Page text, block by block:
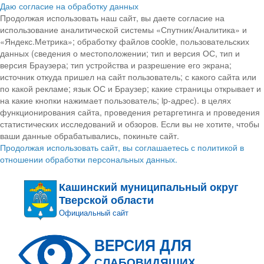
Даю согласие на обработку данных
Продолжая использовать наш сайт, вы даете согласие на
использование аналитической системы «Спутник/Аналитика» и
«Яндекс.Метрика»; обработку файлов cookie, пользовательских
данных (сведения о местоположении; тип и версия ОС, тип и
версия Браузера; тип устройства и разрешение его экрана;
источник откуда пришел на сайт пользователь; с какого сайта или
по какой рекламе; язык ОС и Браузер; какие страницы открывает и
на какие кнопки нажимает пользователь; ip-адрес). в целях
функционирования сайта, проведения ретаргетинга и проведения
статистических исследований и обзоров. Если вы не хотите, чтобы
ваши данные обрабатывались, покиньте сайт.
Продолжая использовать сайт, вы соглашаетесь с политикой в
отношении обработки персональных данных.